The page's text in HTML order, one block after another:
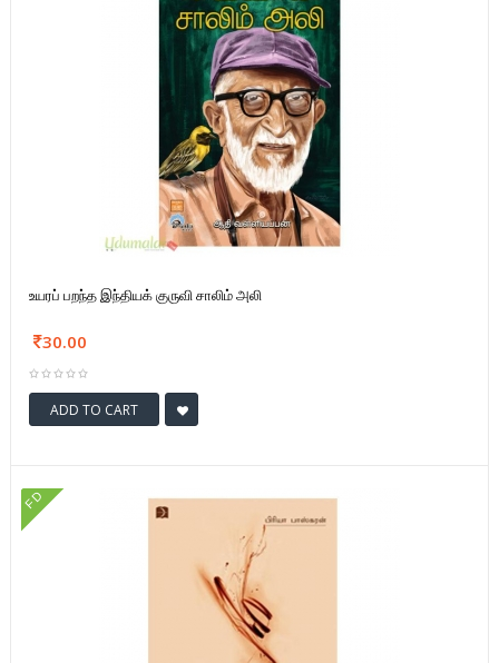
உயரப் பறந்த இந்தியக் குருவி சாலிம் அலி
30.00
ADD TO CART
FD